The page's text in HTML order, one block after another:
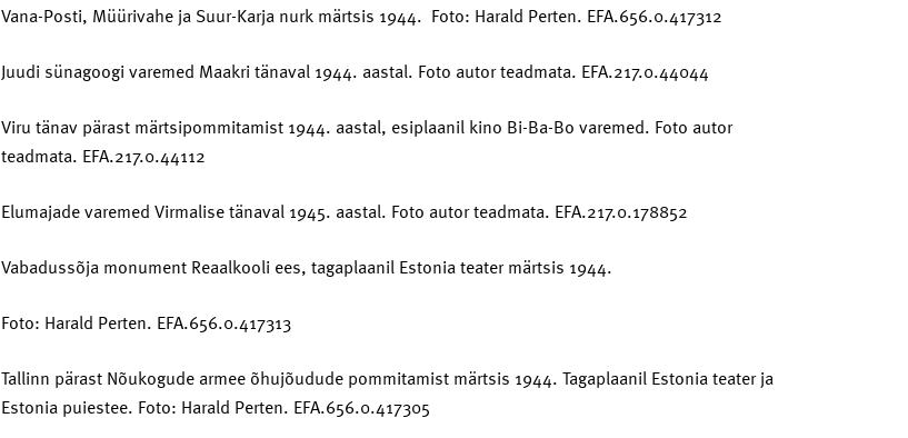
Vana-Posti, Müürivahe ja Suur-Karja nurk märtsis 1944. Foto: Harald Perten. EFA.656.0.417312
Juudi sünagoogi varemed Maakri tänaval 1944. aastal. Foto autor teadmata. EFA.217.0.44044
Viru tänav pärast märtsipommitamist 1944. aastal, esiplaanil kino Bi-Ba-Bo varemed. Foto autor
teadmata. EFA.217.0.44112
Elumajade varemed Virmalise tänaval 1945. aastal. Foto autor teadmata. EFA.217.0.178852
Vabadussõja monument Reaalkooli ees, tagaplaanil Estonia teater märtsis 1944.
Foto: Harald Perten. EFA.656.0.417313
Tallinn pärast Nõukogude armee õhujõudude pommitamist märtsis 1944. Tagaplaanil Estonia teater ja
Estonia puiestee. Foto: Harald Perten. EFA.656.0.417305